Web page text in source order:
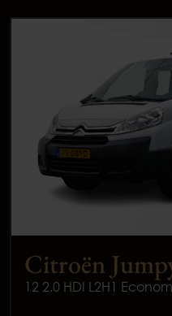
Citroën
12 2.0 HDI L2H1